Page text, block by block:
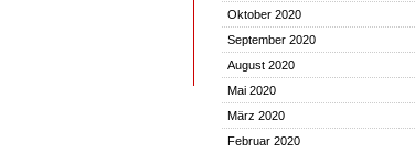
Oktober 2020
September 2020
August 2020
Mai 2020
März 2020
Februar 2020